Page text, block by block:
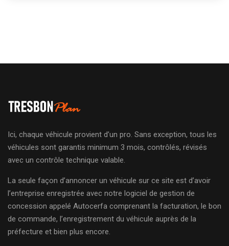
Ici, chaque véhicule provient d’un pro. Sans exception, tous les
véhicules sont garantis minimum 3 mois, contrôlés, révisés
avec un contrôle technique valable.
La seule façon d’annoncer un véhicule sur ce site est d’avoir
l’entreprise enregistrée avec notre logiciel de gestion de
concession appelé Autocerfa comprenant la facturation, le bon
de commande, l’enregistrement du véhicule auprès de la
préfecture et bien plus encore.